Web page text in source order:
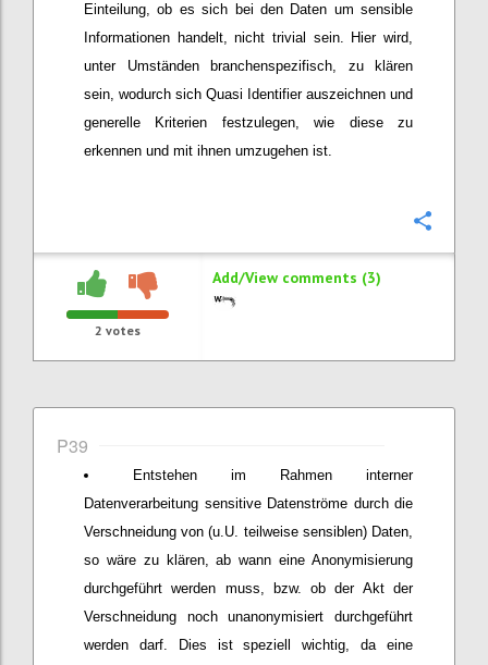
Einteilung, ob es sich bei den Daten um sensible
Informationen handelt, nicht trivial sein. Hier wird,
unter Umständen branchenspezifisch, zu klären
sein, wodurch sich Quasi Identifier auszeichnen und
generelle Kriterien festzulegen, wie diese zu
erkennen und mit ihnen umzugehen ist.
2 votes
Add/View comments (3)
P39
Entstehen im Rahmen interner
Datenverarbeitung sensitive Datenströme durch die
Verschneidung von (u.U. teilweise sensiblen) Daten,
so wäre zu klären, ab wann eine Anonymisierung
durchgeführt werden muss, bzw. ob der Akt der
Verschneidung noch unanonymisiert durchgeführt
werden darf. Dies ist speziell wichtig, da eine